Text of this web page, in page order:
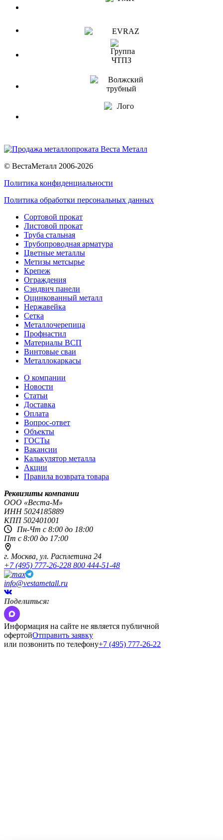
© ВестаМеталл 2006-2026
Политика конфиденциальности
Политика обработки персональных данных
Сортовой прокат
Листовой прокат
Труба стальная
Трубопроводная арматура
Цветные металлы
Метизы метсырье
Крепеж
Ограждения
Сэндвич панели
Оцинкованный металл
Нержавейка
Сетка
Металлочерепица
Профнастил
Материалы ВСП
Винтовые сваи
Металлокаркасы
О компании
Новости
Статьи
Доставка
Оплата
Вопрос-ответ
Объекты
ГОСТы
Вакансии
Калькулятор металла
Акции
Правила возврата товара
Реквизиты компании
OOO «Веста-М»
ИНН5024185889
КПП502401001
Пн-Чт с 8:00 до 18:00
Пт с 8:00 до 17:00
г. Москва, ул. Расплетина 24
+7 (495) 777-26-228 800 444-51-48
info@vestametall.ru
Поделиться:
Информация на сайте не является публичной
офертойОтправить заявку
или позвонить по телефону+7 (495) 777-26-22